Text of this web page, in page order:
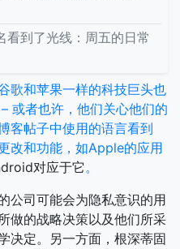
看到了光线：周五的日常
歌和苹果一样的科技巨头也
或者也许，他们关心他们的
客帖子中使用的语言看到
改和功能，如Apple的应用
对应于它。
公司可能会为隐私意识的用
做的战略决策以及他们所采
决定。另一方面，根深蒂固